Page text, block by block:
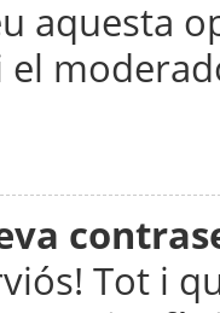
aquesta
Tot i